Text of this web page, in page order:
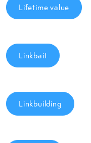
Lifetime value
Linkbait
Linkbuilding